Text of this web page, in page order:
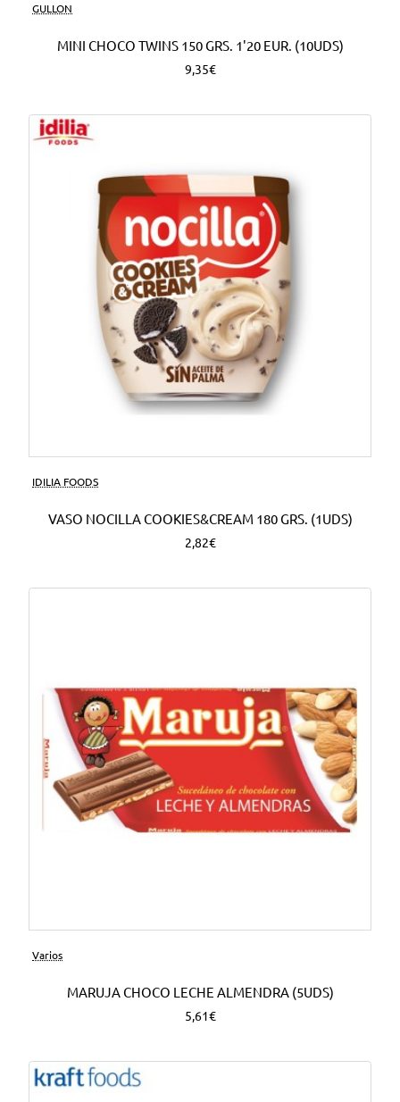
GULLON
MINI CHOCO TWINS 150 GRS. 1'20 EUR. (10UDS)
9,35€
IDILIA FOODS
VASO NOCILLA COOKIES&CREAM 180 GRS. (1UDS)
2,82€
Varios
MARUJA CHOCO LECHE ALMENDRA (5UDS)
5,61€